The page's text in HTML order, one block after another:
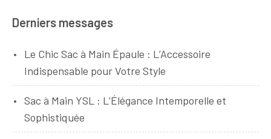
Derniers messages
Le Chic Sac à Main Épaule : L’Accessoire
Indispensable pour Votre Style
Sac à Main YSL : L’Élégance Intemporelle et
Sophistiquée